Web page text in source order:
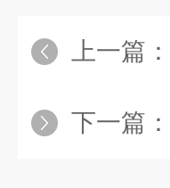
上一篇：
下一篇：